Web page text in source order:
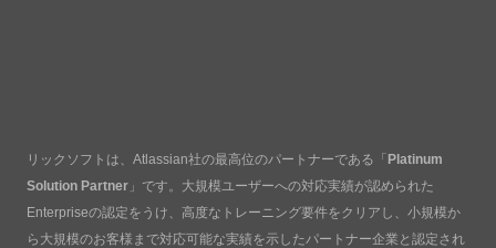
リックソフトは、Atlassian社の最高位のパートナーである「Platinum
Solution Partner 」です。大規模ユーザーへの対応実績が認められた
Enterpriseの認定をうけ、高度なトレーニング要件をクリアし、小規模か
ら大規模のお客様まで対応可能な実績を示したパートナー企業と認定され